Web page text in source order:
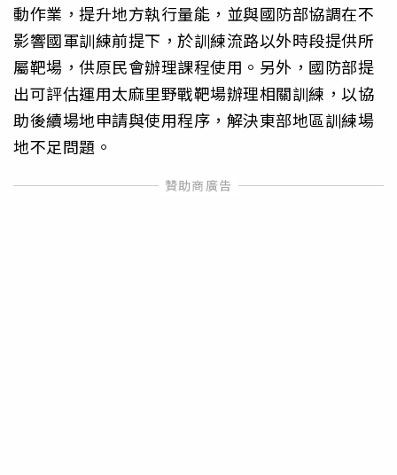
動作業，提升地方執行量能，並與國防部協調在不
影響國軍訓練前提下，於訓練流路以外時段提供所
屬靶場，供原民會辦理課程使用。另外，國防部提
出可評估運用太麻里野戰靶場辦理相關訓練，以協
助後續場地申請與使用程序，解決東部地區訓練場
地不足問題。